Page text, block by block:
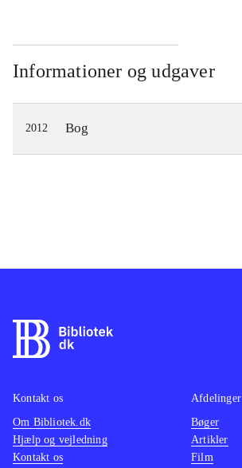
Informationer og udgaver
2012 Bog
Kontakt os
Om Bibliotek.dk
Hjælp og vejledning
Kontakt os
Afdelinger
Bøger
Artikler
Film